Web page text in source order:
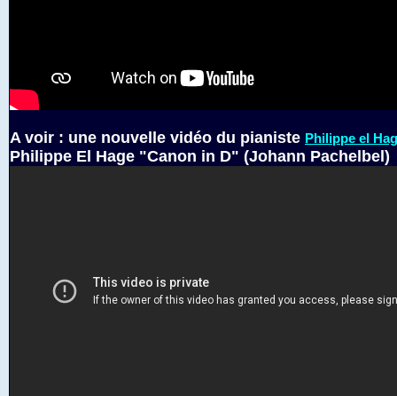
A voir : une nouvelle vidéo du pianiste Philippe el
Philippe El Hage "Canon in D" (Johann Pachelbel)